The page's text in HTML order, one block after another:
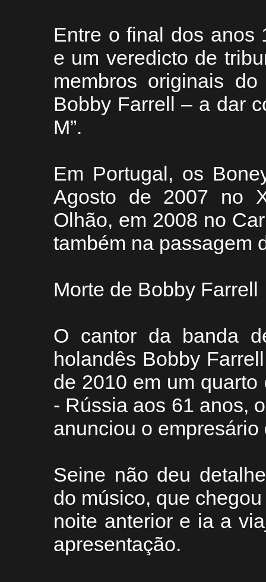
Entre o final dos anos
e um veredicto de
membros originais
Bobby Farrell – a dar
M”.
Em Portugal, os
Agosto de 2007 no
Olhão, em 2008 no
também na passagem
Morte de Bobby Farrell
O cantor da banda
holandês Bobby
de 2010 em um
- Rússia aos 61 anos,
anunciou o
Seine não deu
do músico, que
noite anterior e ia a
apresentação.